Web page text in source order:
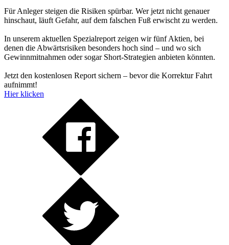
Für Anleger steigen die Risiken spürbar. Wer jetzt nicht genauer
hinschaut, läuft Gefahr, auf dem falschen Fuß erwischt zu werden.
In unserem aktuellen Spezialreport zeigen wir fünf Aktien, bei
denen die Abwärtsrisiken besonders hoch sind – und wo sich
Gewinnmitnahmen oder sogar Short-Strategien anbieten könnten.
Jetzt den kostenlosen Report sichern – bevor die Korrektur Fahrt
aufnimmt!
Hier klicken